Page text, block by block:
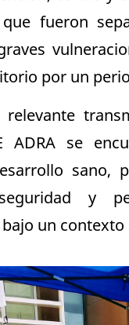
que fueron
por un
relevante
ADRA se
sano,
seguridad y
un